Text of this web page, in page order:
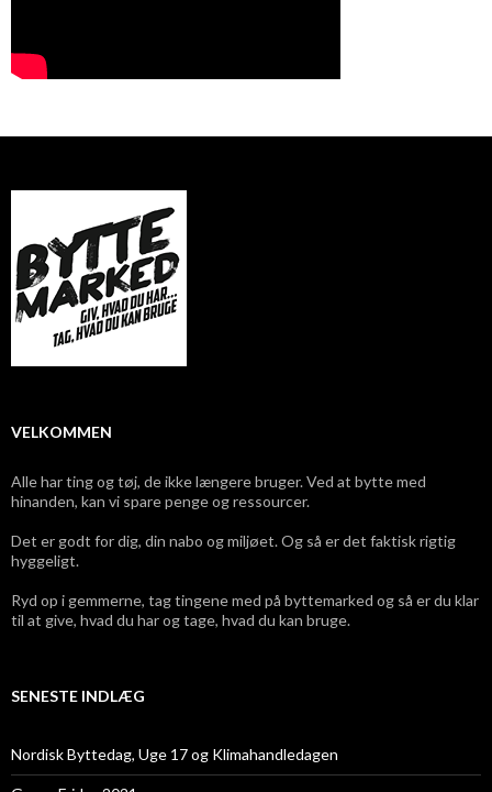
VELKOMMEN
Alle har ting og tøj, de ikke længere bruger. Ved at bytte med
hinanden, kan vi spare penge og ressourcer.
Det er godt for dig, din nabo og miljøet. Og så er det faktisk rigtig
hyggeligt.
Ryd op i gemmerne, tag tingene med på byttemarked og så er du klar
til at give, hvad du har og tage, hvad du kan bruge.
SENESTE INDLÆG
Nordisk Byttedag, Uge 17 og Klimahandledagen